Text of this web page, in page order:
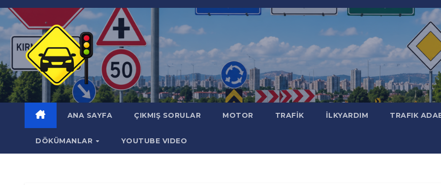
Skip
content
ANA SAYFA ÇIKMIŞ SORULAR MOTOR TRAFİK İLKYARDIM TRAFIK
DÖKÜMANLAR YOUTUBE VIDEO